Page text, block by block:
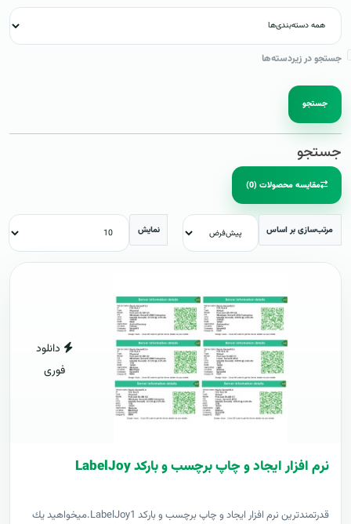
جستجو در زیردسته‌ها
جستجو
جستجو
مقایسه محصولات (0)
مرتب‌سازی بر اساس نمایش
دانلود
فوری
نرم افزار ایجاد و چاپ برچسب و بارکد LabelJoy
قدرتمندترين نرم افزار ایجاد و چاپ برچسب و بارکد LabelJoy1.ميخواهيد يك